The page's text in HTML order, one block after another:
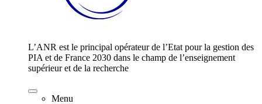
L’ANR est le principal opérateur de l’Etat pour la gestion des
PIA et de France 2030 dans le champ de l’enseignement
supérieur et de la recherche
Menu